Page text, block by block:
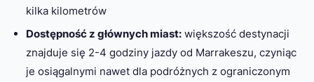
kilka kilometrów
Dostępność z głównych miast:większość destynacji
znajduje się 2-4 godziny jazdy od Marrakeszu, czyniąc
je osiągalnymi nawet dla podróżnych z ograniczonym